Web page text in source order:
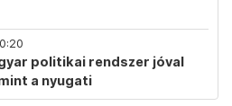
politikai rendszer jóval
a nyugati